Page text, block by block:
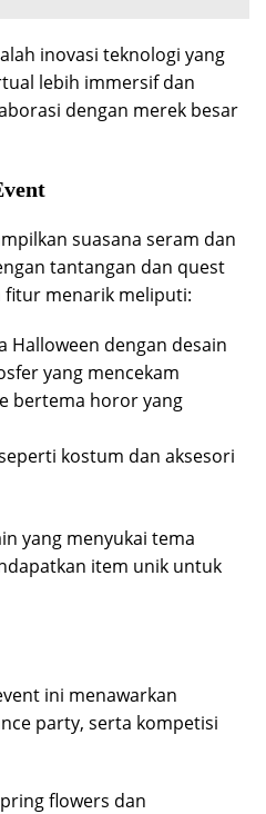
inovasi teknologi yang
lebih immersif dan
dengan merek besar
suasana seram dan
tantangan dan quest
menarik meliputi:
Halloween dengan desain
yang mencekam
bertema horor yang
kostum dan aksesori
yang menyukai tema
item unik untuk
ini menawarkan
party, serta kompetisi
flowers dan